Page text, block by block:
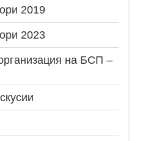
2019
2023
на БСП –